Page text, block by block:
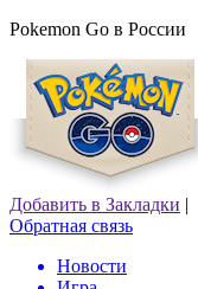
Pokemon Go в России
Добавить в Закладки |
Обратная связь
Новости